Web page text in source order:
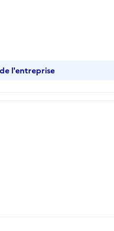
l'entreprise